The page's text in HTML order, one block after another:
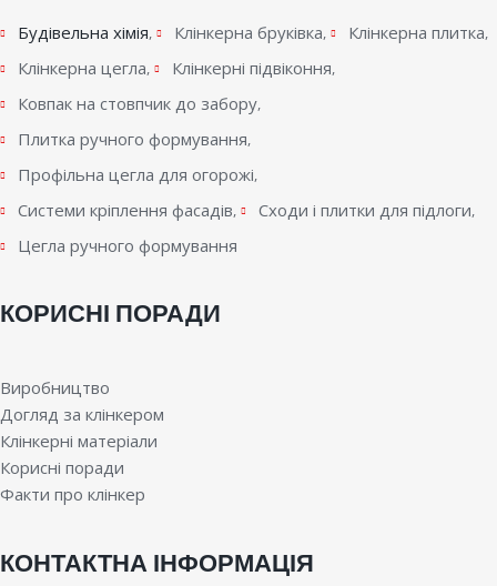
Будівельна хімія Клінкерна бруківка
Клінкерна плитка
Клінкерна цегла
Клінкерні підвіконня
Ковпак на стовпчик до забору
Плитка ручного формування
Профільна цегла для огорожі
Системи кріплення фасадів
Сходи і плитки для підлоги
Цегла ручного формування
КОРИСНІ ПОРАДИ
Виробництво
Догляд за клінкером
Клінкерні матеріали
Корисні поради
Факти про клінкер
КОНТАКТНА ІНФОРМАЦІЯ